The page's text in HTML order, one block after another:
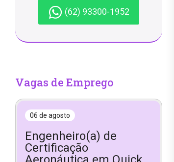
(62) 93300-1952
Vagas de Emprego
06 de agosto
Engenheiro(a) de
Certificação